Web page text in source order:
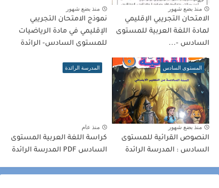
منذ بضع شهور
الامتحان التجريبي الإقليمي
لمادة اللغة العربية للمستوى
السادس -...
منذ بضع شهور
نموذج الامتحان التجريبي
الإقليمي في مادة الرياضيات
للمستوى السادس- الرائدة
المستوى السادس
منذ بضع شهور
النصوص القرائية للمستوى
السادس : المدرسة الرائدة
المدرسة الرائدة
منذ عام
كراسة اللغة العربية المستوى
السادس PDF المدرسة الرائدة